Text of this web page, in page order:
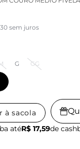
sem juros
G GG
à sacola
atéR$ 17,59de